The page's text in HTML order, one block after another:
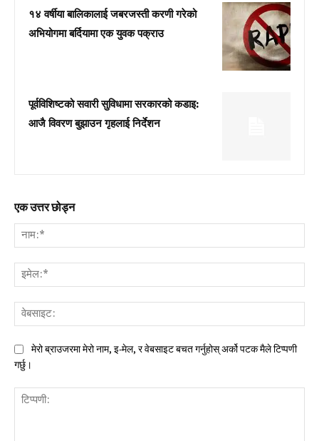
१४ वर्षीया बालिकालाई जबरजस्ती करणी गरेको
अभियोगमा बर्दियामा एक युवक पक्राउ
पूर्वविशिष्टको सवारी सुविधामा सरकारको कडाइ:
आजै विवरण बुझाउन गृहलाई निर्देशन
एक उत्तर छोड्न
मेरो ब्राउजरमा मेरो नाम, इ-मेल, र वेबसाइट बचत गर्नुहोस् अर्को पटक मैले टिप्पणी
गर्छु।